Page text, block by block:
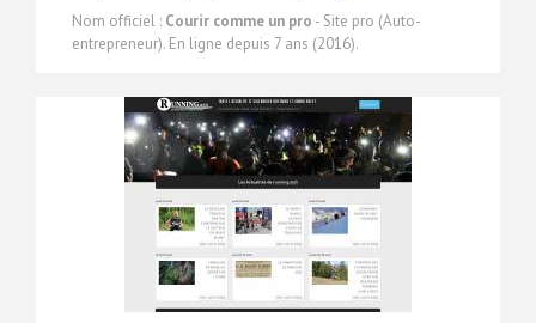
Nom officiel : Courir comme un pro - Site pro (Auto-
entrepreneur). En ligne depuis 7 ans (2016).